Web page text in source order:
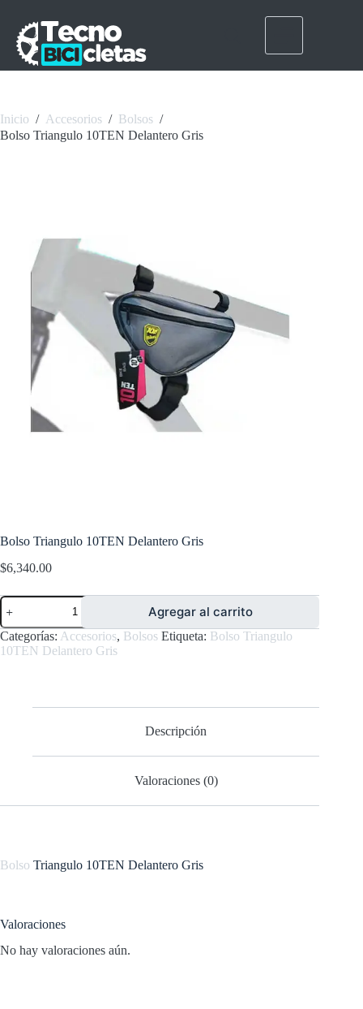
contenido
Inicio / Accesorios / Bolsos /
Bolso Triangulo 10TEN Delantero Gris
Bolso Triangulo 10TEN Delantero Gris
$6,340.00
Bolso
Triangulo
10TEN
Delantero
Gris
Agregar al carrito
Categorías: Accesorios, Bolsos Etiqueta: Bolso Triangulo
10TEN Delantero Gris
Descripción
Valoraciones (0)
Bolso Triangulo 10TEN Delantero Gris
Valoraciones
No hay valoraciones aún.